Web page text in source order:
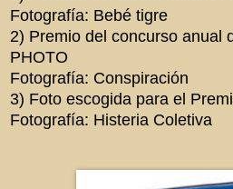
Fotografía: Bebé tigre
2) Premio del concurso anual
PHOTO
Fotografía: Conspiración
3) Foto escogida para el
Fotografía: Histeria Coletiva